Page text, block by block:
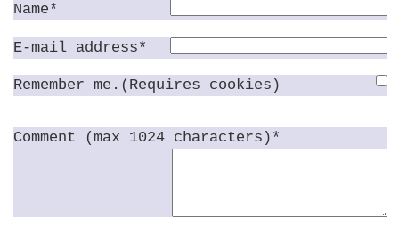
Name*
E-mail address*
Remember me.(Requires cookies)
Comment (max 1024 characters)*